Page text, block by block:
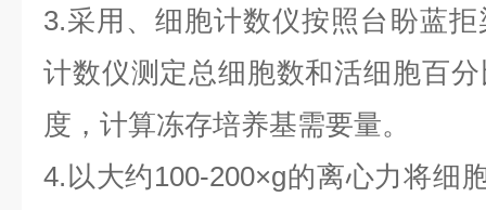
3.采用、细胞计数仪按照台盼蓝
计数仪测定总细胞数和活细胞百
度，计算冻存培养基需要量。
4.以大约100-200×g的离心力将细